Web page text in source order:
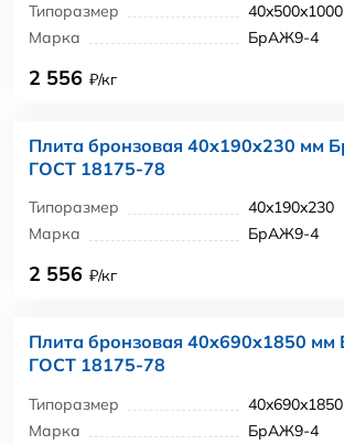
Типоразмер
40x500x1000
Марка
БрАЖ9-4
2 556 ₽/кг
Плита бронзовая 40x190x230 мм
ГОСТ 18175-78
Типоразмер
40x190x230
Марка
БрАЖ9-4
2 556 ₽/кг
Плита бронзовая 40x690x1850
ГОСТ 18175-78
Типоразмер
40x690x1850
Марка
БрАЖ9-4